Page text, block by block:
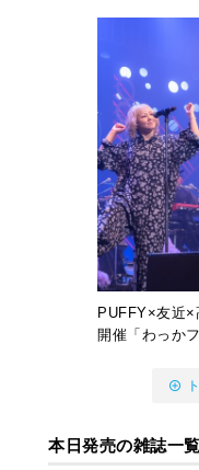
PUFFY×友近
開催「わっか
本日発売の雑誌一覧